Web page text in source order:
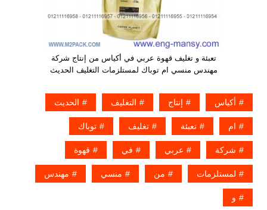
تعبئة و تغليف قهوة عربي في أكياس من إنتاج شركة
مهندس منسي ام توباك لمستلزمات التغليف الحديث
أكياس إنتاج التغليف الحديث
ام تعبئة تغليف توباك
شركة عربي في قهوة
لمستلزمات من منسي مهندس
و